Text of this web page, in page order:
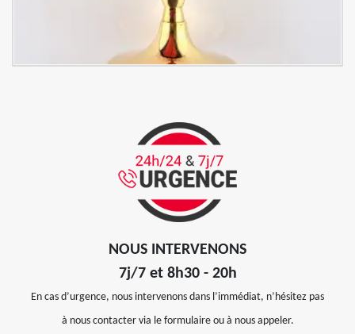
NOUS INTERVENONS
7j/7 et 8h30 - 20h
En cas d’urgence, nous intervenons dans l’immédiat, n’hésitez pas
à nous contacter via le formulaire ou à nous appeler.